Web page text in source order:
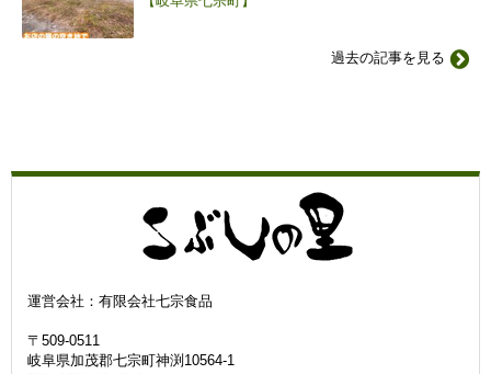
過去の記事を見る
運営会社：有限会社七宗食品
〒509-0511
岐阜県加茂郡七宗町神渕10564-1